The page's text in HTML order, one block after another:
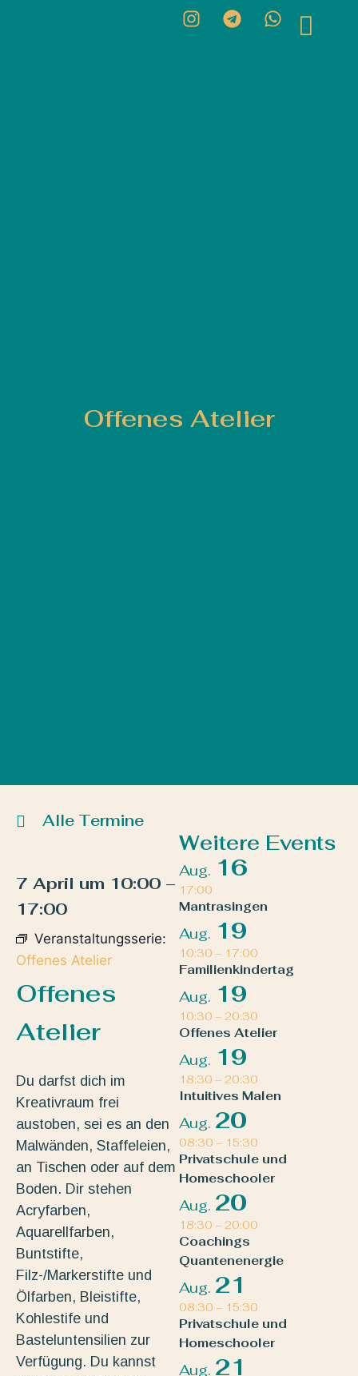
Offenes Atelier
Alle Termine
7 April um 10:00 –
17:00
Veranstaltungsserie:
Offenes Atelier
Offenes
Atelier
Du darfst dich im
Kreativraum frei
austoben, sei es an den
Malwänden, Staffeleien,
an Tischen oder auf dem
Boden. Dir stehen
Acryfarben,
Aquarellfarben,
Buntstifte,
Filz-/Markerstifte und
Ölfarben, Bleistifte,
Kohlestife und
Basteluntensilien zur
Verfügung. Du kannst
Weitere Events
Aug. 16
17:00
Mantrasingen
Aug. 19
10:30 – 17:00
Familienkindertag
Aug. 19
10:30 – 20:30
Offenes Atelier
Aug. 19
18:30 – 20:30
Intuitives Malen
Aug. 20
08:30 – 15:30
Privatschule und
Homeschooler
Aug. 20
18:30 – 20:00
Coachings
Quantenenergie
Aug. 21
08:30 – 15:30
Privatschule und
Homeschooler
Aug. 21